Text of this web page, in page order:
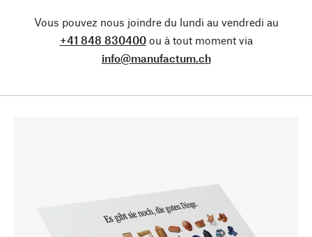
Vous pouvez nous joindre du lundi au vendredi au
+41 848 830400ou à tout moment via
info@manufactum.ch